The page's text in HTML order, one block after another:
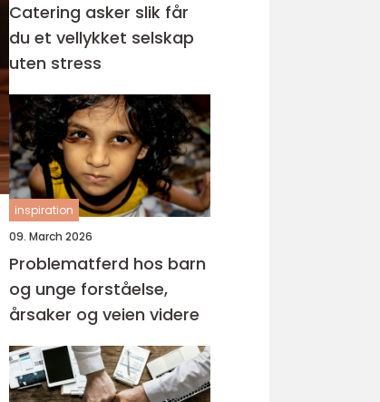
Catering asker slik får
du et vellykket selskap
uten stress
inspiration
09. March 2026
Problematferd hos barn
og unge forståelse,
årsaker og veien videre